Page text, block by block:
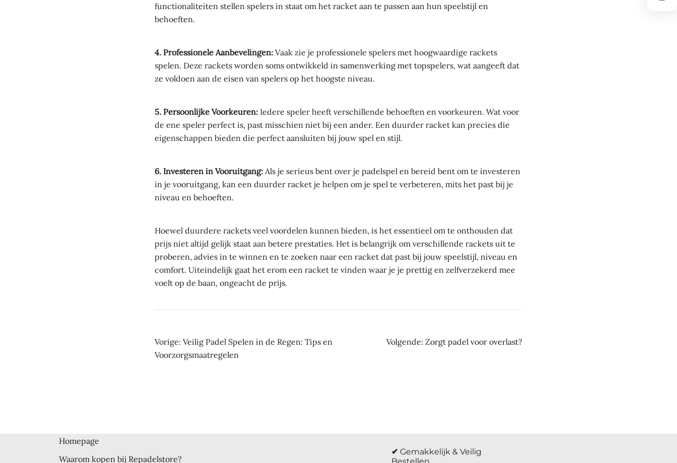
functionaliteiten stellen spelers in staat om het racket aan te passen aan hun speelstijl en
behoeften.
4. Professionele Aanbevelingen: Vaak zie je professionele spelers met hoogwaardige rackets
spelen. Deze rackets worden soms ontwikkeld in samenwerking met topspelers, wat aangeeft dat
ze voldoen aan de eisen van spelers op het hoogste niveau.
5. Persoonlijke Voorkeuren: Iedere speler heeft verschillende behoeften en voorkeuren. Wat voor
de ene speler perfect is, past misschien niet bij een ander. Een duurder racket kan precies die
eigenschappen bieden die perfect aansluiten bij jouw spel en stijl.
6. Investeren in Vooruitgang: Als je serieus bent over je padelspel en bereid bent om te investeren
in je vooruitgang, kan een duurder racket je helpen om je spel te verbeteren, mits het past bij je
niveau en behoeften.
Hoewel duurdere rackets veel voordelen kunnen bieden, is het essentieel om te onthouden dat
prijs niet altijd gelijk staat aan betere prestaties. Het is belangrijk om verschillende rackets uit te
proberen, advies in te winnen en te zoeken naar een racket dat past bij jouw speelstijl, niveau en
comfort. Uiteindelijk gaat het erom een racket te vinden waar je je prettig en zelfverzekerd mee
voelt op de baan, ongeacht de prijs.
Bericht
Vorige: Veilig Padel Spelen in de Regen: Tips en
Voorzorgsmaatregelen
Volgende: Zorgt padel voor overlast?
Homepage
Waarom kopen bij Repadelstore?
✔ Gemakkelijk & Veilig